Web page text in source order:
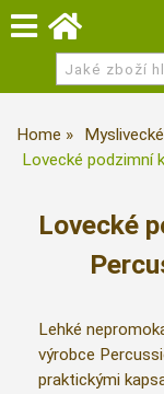
Home
Lovecké podzimní
Lovecké
Lehké
výrobce
praktickými